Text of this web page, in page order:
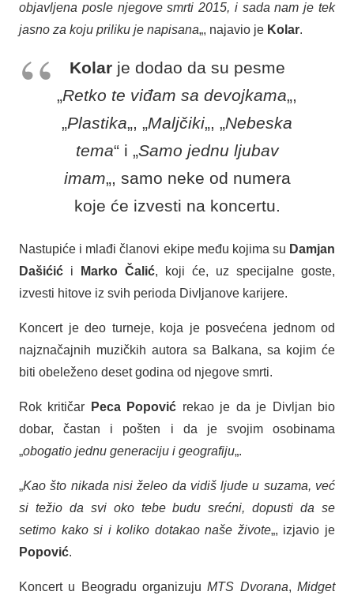
objavljena posle njegove smrti 2015, i sada nam je tek
jasno za koju priliku je napisana„, najavio je Kolar.
Kolarje dodao da su pesme
„Retko te viđam sa devojkama„,
„Plastika„, „Maljčiki„, „Nebeska
tema“ i „Samo jednu ljubav
imam„, samo neke od numera
koje će izvesti na koncertu.
Nastupiće i mlađi članovi ekipe među kojima su Damjan
Dašićić i Marko Čalić, koji će, uz specijalne goste,
izvesti hitove iz svih perioda Divljanove karijere.
Koncert je deo turneje, koja je posvećena jednom od
najznačajnih muzičkih autora sa Balkana, sa kojim će
biti obeleženo deset godina od njegove smrti.
Rok kritičar Peca Popović rekao je da je Divljan bio
dobar, častan i pošten i da je svojim osobinama
„obogatio jednu generaciju i geografiju„.
„Kao što nikada nisi želeo da vidiš ljude u suzama, već
si težio da svi oko tebe budu srećni, dopusti da se
setimo kako si i koliko dotakao naše živote„, izjavio je
Popović.
Koncert u Beogradu organizujuMTS Dvorana,Midget